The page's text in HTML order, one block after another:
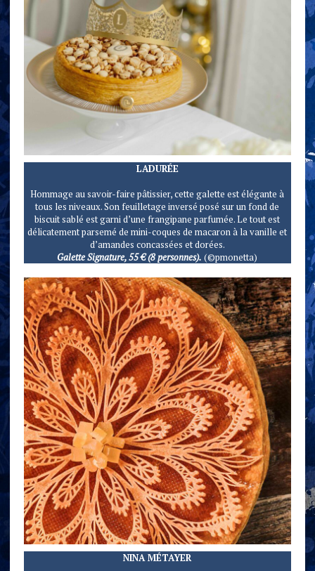
LADURÉE
Hommage au savoir-faire pâtissier, cette galette est élégante à
tous les niveaux. Son feuilletage inversé posé sur un fond de
biscuit sablé est garni d’une frangipane parfumée. Le tout est
délicatement parsemé de mini-coques de macaron à la vanille et
d’amandes concassées et dorées.
Galette Signature, 55 € (8 personnes). (©pmonetta)
NINA MÉTAYER